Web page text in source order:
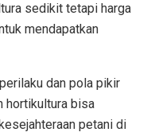
sedikit tetapi harga
mendapatkan
dan pola pikir
hortikultura bisa
petani di